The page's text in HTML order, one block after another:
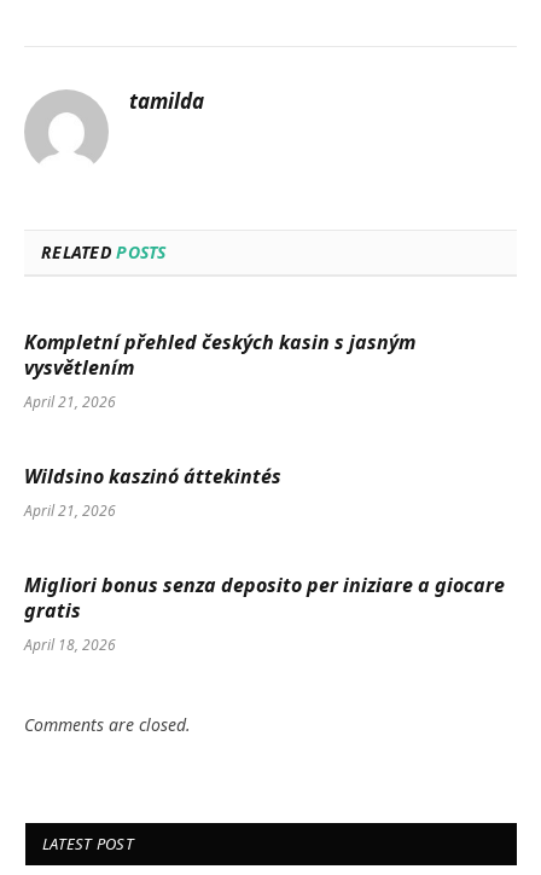
tamilda
RELATEDPOSTS
Kompletní přehled českých kasin s jasným
vysvětlením
April 21, 2026
Wildsino kaszinó áttekintés
April 21, 2026
Migliori bonus senza deposito per iniziare a giocare
gratis
April 18, 2026
Comments are closed.
LATEST POST